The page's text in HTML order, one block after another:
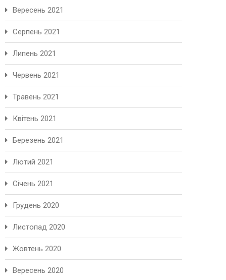
Вересень 2021
Серпень 2021
Липень 2021
Червень 2021
Травень 2021
Квітень 2021
Березень 2021
Лютий 2021
Січень 2021
Грудень 2020
Листопад 2020
Жовтень 2020
Вересень 2020